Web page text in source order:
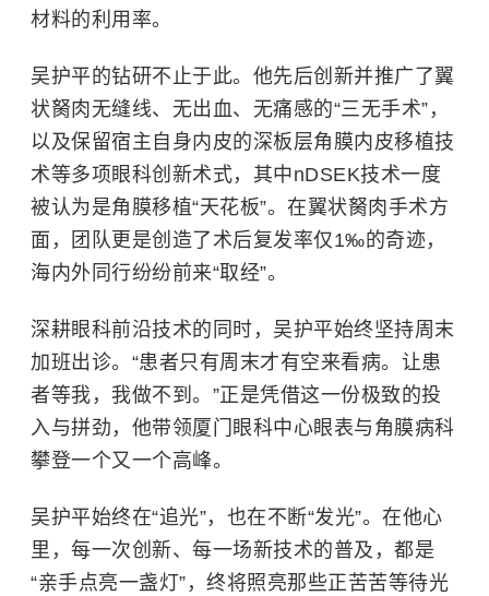
材料的利用率。
吴护平的钻研不止于此。他先后创新并推广了翼
状胬肉无缝线、无出血、无痛感的“三无手术”，
以及保留宿主自身内皮的深板层角膜内皮移植技
术等多项眼科创新术式，其中nDSEK技术一度
被认为是角膜移植“天花板”。在翼状胬肉手术方
面，团队更是创造了术后复发率仅1‰的奇迹，
海内外同行纷纷前来“取经”。
深耕眼科前沿技术的同时，吴护平始终坚持周末
加班出诊。“患者只有周末才有空来看病。让患
者等我，我做不到。”正是凭借这一份极致的投
入与拼劲，他带领厦门眼科中心眼表与角膜病科
攀登一个又一个高峰。
吴护平始终在“追光”，也在不断“发光”。在他心
里，每一次创新、每一场新技术的普及，都是
“亲手点亮一盏灯”，终将照亮那些正苦苦等待光